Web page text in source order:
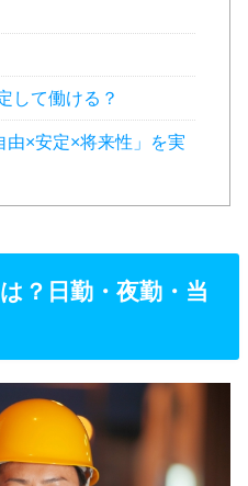
して働ける？
由×安定×将来性」を実
？日勤・夜勤・当